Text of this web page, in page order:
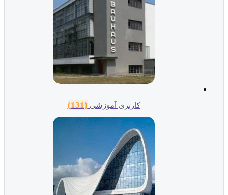
کاربری آموزشی (131)